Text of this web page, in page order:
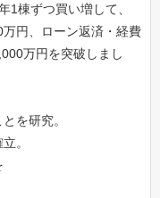
1棟ずつ買い増して、
円、ローン返済・経費
万円を突破しまし
を研究。
。